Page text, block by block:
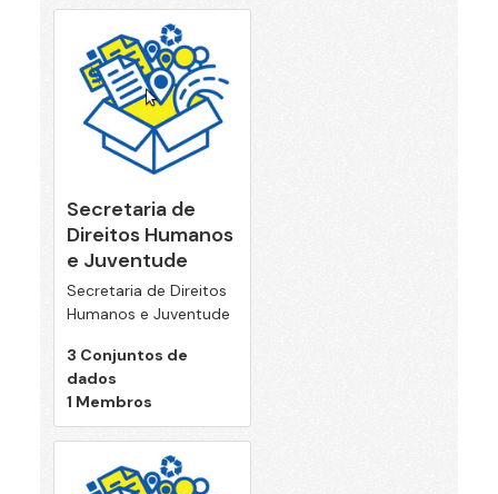
Secretaria de
Direitos Humanos
e Juventude
Secretaria de Direitos
Humanos e Juventude
3 Conjuntos de
dados
1 Membros